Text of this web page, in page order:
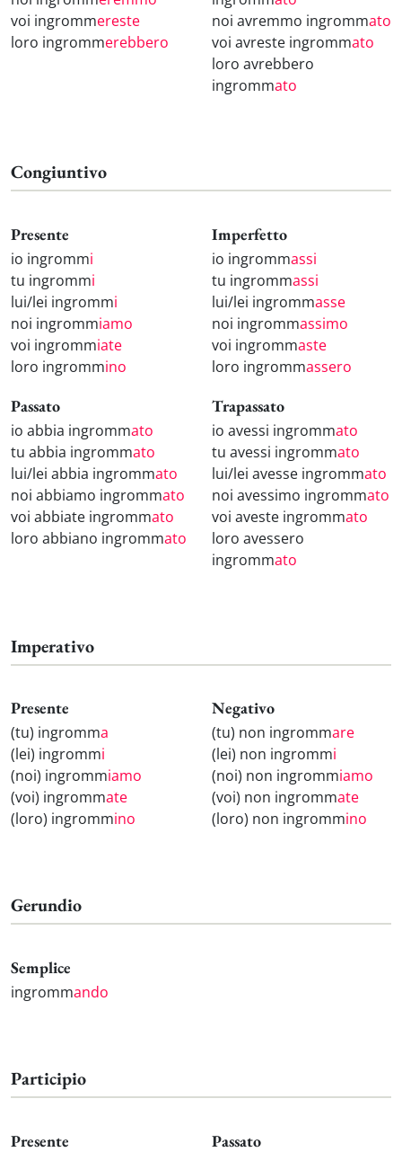
voi ingrommereste
loro ingrommerebbero
noi avremmo ingrommato
voi avreste ingrommato
loro avrebbero
ingrommato
Congiuntivo
Presente
io ingrommi
tu ingrommi
lui/lei ingrommi
noi ingrommiamo
voi ingrommiate
loro ingrommino
Imperfetto
io ingrommassi
tu ingrommassi
lui/lei ingrommasse
noi ingrommassimo
voi ingrommaste
loro ingrommassero
Passato
io abbia ingrommato
tu abbia ingrommato
lui/lei abbia ingrommato
noi abbiamo ingrommato
voi abbiate ingrommato
loro abbiano ingrommato
Trapassato
io avessi ingrommato
tu avessi ingrommato
lui/lei avesse ingrommato
noi avessimo ingrommato
voi aveste ingrommato
loro avessero
ingrommato
Imperativo
Presente
(tu) ingromma
(lei) ingrommi
(noi) ingrommiamo
(voi) ingrommate
(loro) ingrommino
Negativo
(tu) non ingrommare
(lei) non ingrommi
(noi) non ingrommiamo
(voi) non ingrommate
(loro) non ingrommino
Gerundio
Semplice
ingrommando
Participio
Presente Passato